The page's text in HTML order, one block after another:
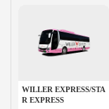
WILLER EXPRESS/STA
R EXPRESS